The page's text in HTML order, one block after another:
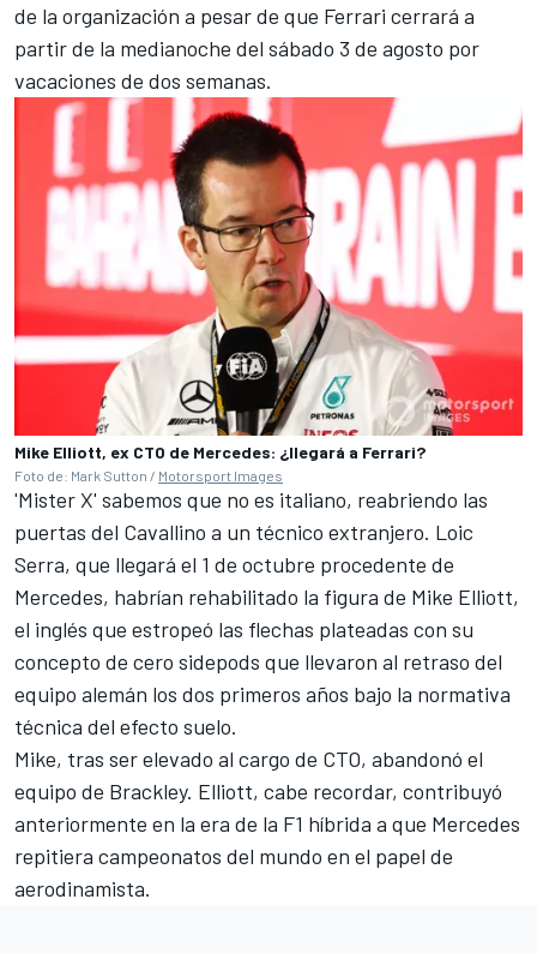
de la organización a pesar de que Ferrari cerrará a
partir de la medianoche del sábado 3 de agosto por
vacaciones de dos semanas.
Mike Elliott, ex CTO de Mercedes: ¿llegará a Ferrari?
Foto de: Mark Sutton / Motorsport Images
'Mister X' sabemos que no es italiano, reabriendo las
puertas del Cavallino a un técnico extranjero. Loic
Serra, que llegará el 1 de octubre procedente de
Mercedes, habrían rehabilitado la figura de Mike Elliott,
el inglés que estropeó las flechas plateadas con su
concepto de cero sidepods que llevaron al retraso del
equipo alemán los dos primeros años bajo la normativa
técnica del efecto suelo.
Mike, tras ser elevado al cargo de CTO, abandonó el
equipo de Brackley. Elliott, cabe recordar, contribuyó
anteriormente en la era de la F1 híbrida a que Mercedes
repitiera campeonatos del mundo en el papel de
aerodinamista.